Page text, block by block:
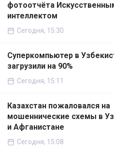
фотоотчёта
интеллектом
Сегодня, 15:30
Суперкомпьютер в
загрузили на 90%
Сегодня, 15:11
Казахстан пожаловался на
мошеннические схемы в
и Афганистане
Сегодня, 15:08